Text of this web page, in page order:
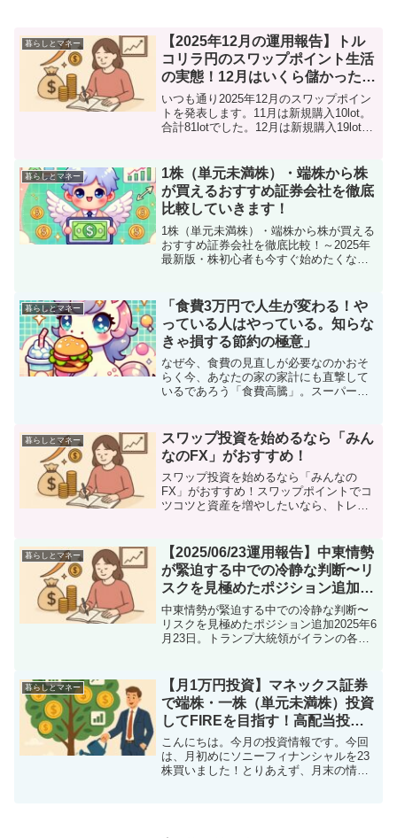
暮らしとマネー
【2025年12月の運用報告】トル
コリラ円のスワップポイント生活
の実態！12月はいくら儲かったの
か？地獄への片道切符なのか？
いつも通り2025年12月のスワップポイン
トを発表します。11月は新規購入10lot。
合計81lotでした。12月は新規購入19lot、
日銀の利上げとか日本の総...
暮らしとマネー
1株（単元未満株）・端株から株
が買えるおすすめ証券会社を徹底
比較していきます！
1株（単元未満株）・端株から株が買える
おすすめ証券会社を徹底比較！～2025年
最新版・株初心者も今すぐ始めたくなる
ちのもの」――そんなイメージはもう過
去のものです。2...
暮らしとマネー
「食費3万円で人生が変わる！や
っている人はやっている。知らな
きゃ損する節約の極意」
なぜ今、食費の見直しが必要なのかおそ
らく今、あなたの家の家計にも直撃して
いるであろう「食費高騰」。スーパーに
わじわ上昇しています。ある調査によれ
ば、9割以上の家庭が節約...
暮らしとマネー
スワップ投資を始めるなら「みん
なのFX」がおすすめ！
スワップ投資を始めるなら「みんなの
FX」がおすすめ！スワップポイントでコ
ツコツと資産を増やしたいなら、トレイ
口座として利用しており、以下のような
特徴に惹かれて愛用中です...
暮らしとマネー
【2025/06/23運用報告】中東情勢
が緊迫する中での冷静な判断〜リ
スクを見極めたポジション追加
【みんなのFX×スワップポイント
生活】
中東情勢が緊迫する中での冷静な判断〜
リスクを見極めたポジション追加2025年6
月23日。トランプ大統領がイランの各施
ーバスなムードに包まれていま
す。・・・な、はずですが...
暮らしとマネー
【月1万円投資】マネックス証券
で端株・一株（単元未満株）投資
してFIREを目指す！高配当投資
で目指せ！不労所得！
12【2025/11/28】
こんにちは。今月の投資情報です。今回
は、月初めにソニーフィナンシャルを23
株買いました！とりあえず、月末の情報